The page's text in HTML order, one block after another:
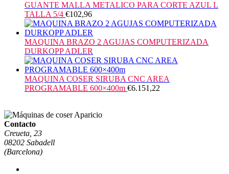
GUANTE MALLA METALICO PARA CORTE AZUL L
TALLA 5/4 €102,96
MAQUINA BRAZO 2 AGUJAS COMPUTERIZADA
DURKOPP ADLER
MAQUINA COSER SIRUBA CNC AREA
PROGRAMABLE 600×400m €6.151,22
Contacto
Creueta, 23
08202 Sabadell
(Barcelona)